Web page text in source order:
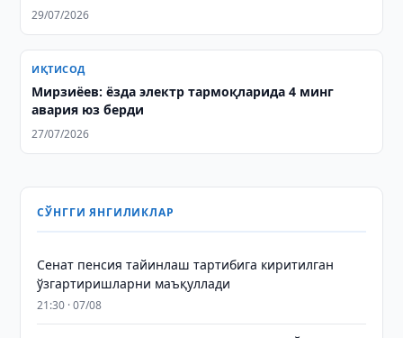
29/07/2026
ИҚТИСОД
Мирзиёев: ёзда электр тармоқларида 4 минг
авария юз берди
27/07/2026
СЎНГГИ ЯНГИЛИКЛАР
Сенат пенсия тайинлаш тартибига киритилган
ўзгартиришларни маъқуллади
21:30 · 07/08